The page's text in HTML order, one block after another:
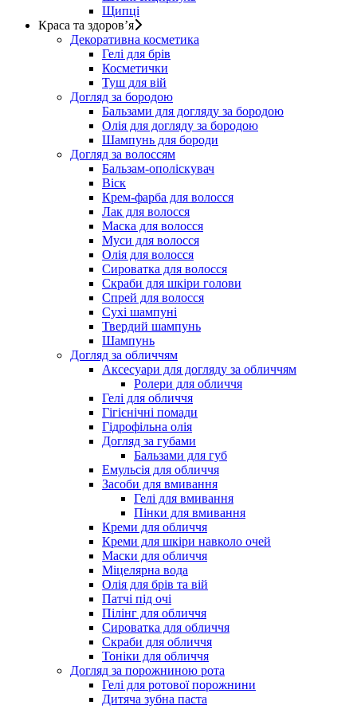
Щипці
Краса та здоров’я
Декоративна косметика
Гелі для брів
Косметички
Туш для вій
Догляд за бородою
Бальзами для догляду за бородою
Олія для догляду за бородою
Шампунь для бороди
Догляд за волоссям
Бальзам-ополіскувач
Віск
Крем-фарба для волосся
Лак для волосся
Маска для волосся
Муси для волосся
Олія для волосся
Сироватка для волосся
Скраби для шкіри голови
Спрей для волосся
Сухі шампуні
Твердий шампунь
Шампунь
Догляд за обличчям
Аксесуари для догляду за обличчям
Ролери для обличчя
Гелі для обличчя
Гігієнічні помади
Гідрофільна олія
Догляд за губами
Бальзами для губ
Емульсія для обличчя
Засоби для вмивання
Гелі для вмивання
Пінки для вмивання
Креми для обличчя
Креми для шкіри навколо очей
Маски для обличчя
Міцелярна вода
Олія для брів та вій
Патчі під очі
Пілінг для обличчя
Сироватка для обличчя
Скраби для обличчя
Тоніки для обличчя
Догляд за порожниною рота
Гелі для ротової порожнини
Дитяча зубна паста